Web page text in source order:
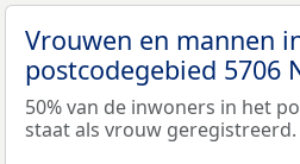
Vrouwen en mannen
postcodegebied 5706
50% van de inwoners in het
staat als vrouw geregistreerd.